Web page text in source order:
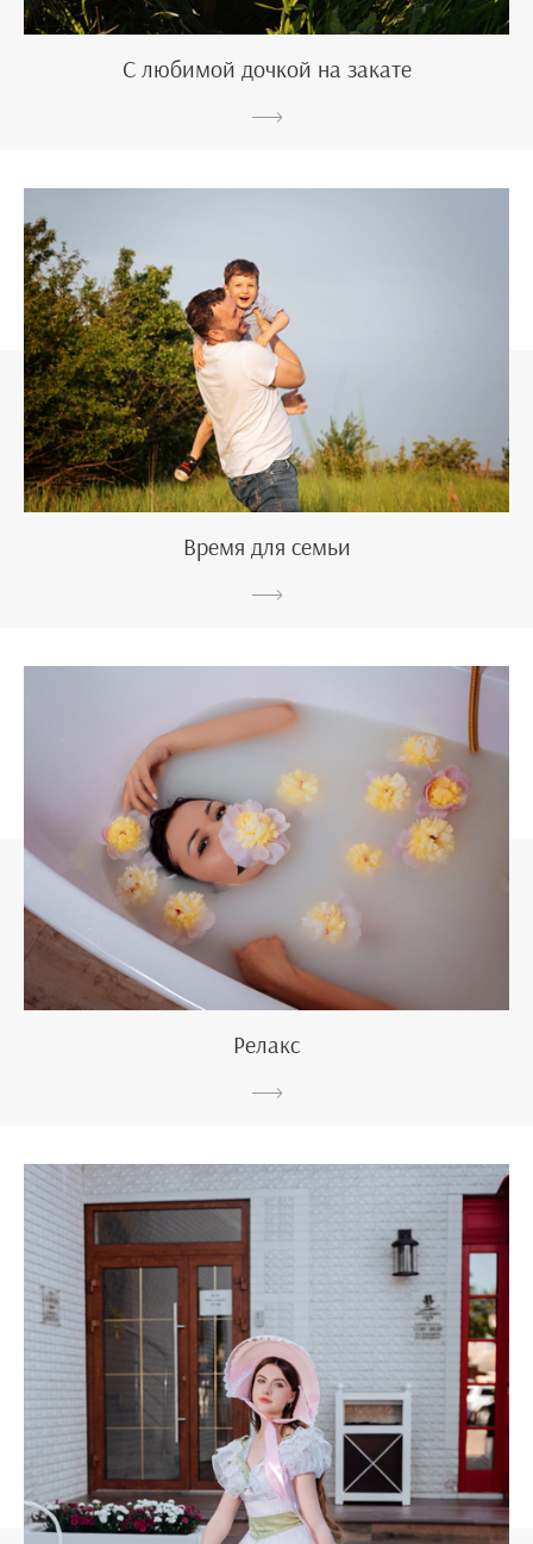
С любимой дочкой на закате
Время для семьи
Релакс